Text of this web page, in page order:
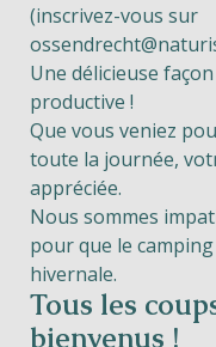
(inscrivez-vous sur
Une délicieuse
productive !
Que vous veniez
toute la journée,
appréciée.
Nous sommes
pour que le
hivernale.
Tous les
bienvenus !